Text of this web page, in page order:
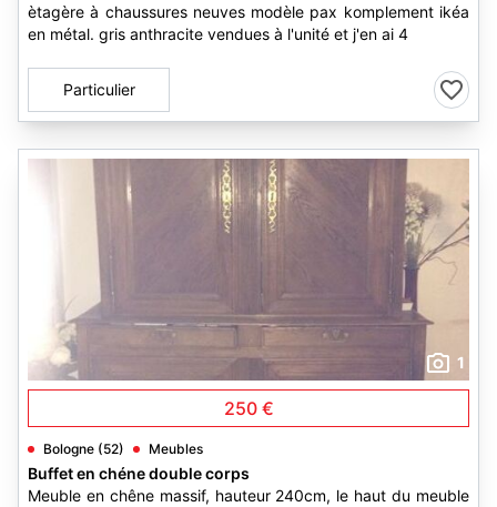
ètagère à chaussures neuves modèle pax komplement ikéa
en métal. gris anthracite vendues à l'unité et j'en ai 4
Particulier
1
250 €
Bologne (52) Meubles
Buffet en chéne double corps
Meuble en chêne massif, hauteur 240cm, le haut du meuble